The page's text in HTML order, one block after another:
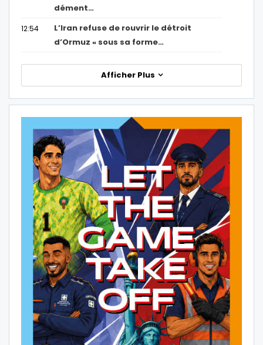
dément…
12:54
L’Iran refuse de rouvrir le détroit
d’Ormuz « sous sa forme…
Afficher Plus